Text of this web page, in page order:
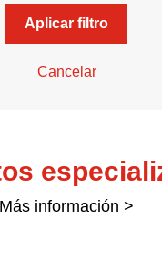
Aplicar filtro
Cancelar
Más información >